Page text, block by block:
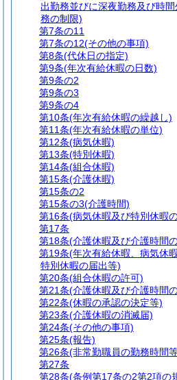
出勤務並びに深夜勤務及び時間
務の制限)
第7条の11
第7条の12(その他の事項)
第8条(代休日の指定)
第9条(年次有給休暇の日数)
第9条の2
第9条の3
第9条の4
第10条(年次有給休暇の繰越し)
第11条(年次有給休暇の単位)
第12条(病気休暇)
第13条(特別休暇)
第14条(組合休暇)
第15条(介護休暇)
第15条の2
第15条の3(介護時間)
第16条(病気休暇及び特別休暇
第17条
第18条(介護休暇及び介護時間
第19条(年次有給休暇、病気休
特別休暇の届出等)
第20条(組合休暇の許可)
第21条(介護休暇及び介護時間
第22条(休暇の承認の決定等)
第23条(介護休暇の消滅届)
第24条(その他の事項)
第25条(報告)
第26条(非常勤職員の勤務時間
第27条
第28条(条例第17条の2第2項の